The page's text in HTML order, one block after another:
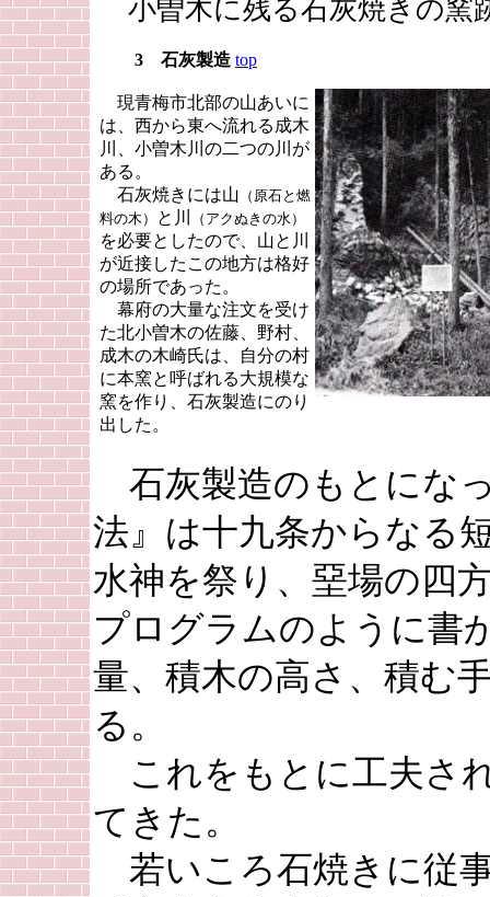
小曽木に残る石灰焼きの窯
3 石灰製造 top
現青梅市北部の山あいに
は、西から東へ流れる成木
川、小曽木川の二つの川が
ある。
石灰焼きには山 （原石と燃
料の木）
と川 （アクぬきの水）
を必要としたので、山と川
が近接したこの地方は格好
の場所であった。
幕府の大量な注文を受け
た北小曽木の佐藤、野村、
成木の木崎氏は、自分の村
に本窯と呼ばれる大規模な
窯を作り、石灰製造にのり
出した。
石灰製造のもとにな
法』は十九条からなる
水神を祭り、堊場の四
プログラムのように書
量、積木の高さ、積む
る。
これをもとに工夫さ
てきた。
若いころ石焼きに従